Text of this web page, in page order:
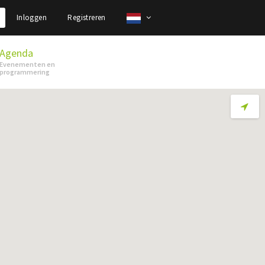
Inloggen Registreren
Agenda
Evenementen en
programmering